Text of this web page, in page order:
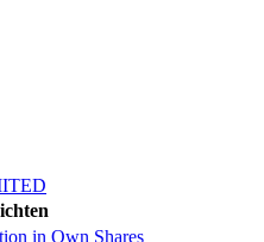
in Own Shares